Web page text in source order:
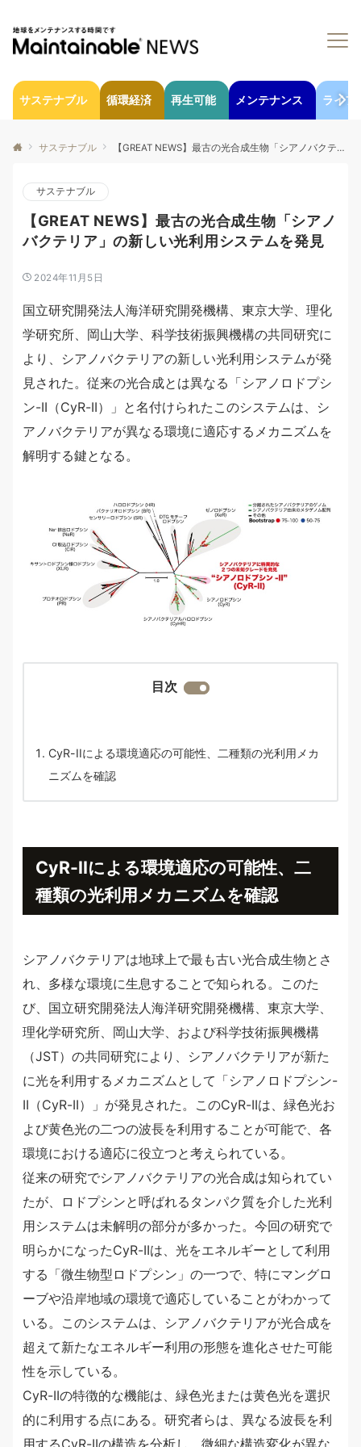
サステナブル 循環経済 再生可能 メンテナンス ライフ
サステナブル 【GREAT NEWS】最古の光合成生物「シアノバクテリア」の新しい光利用システムを発見
サステナブル
【GREAT NEWS】最古の光合成生物「シアノ
バクテリア」の新しい光利用システムを発見
2024年11月5日
国立研究開発法人海洋研究開発機構、東京大学、理化
学研究所、岡山大学、科学技術振興機構の共同研究に
より、シアノバクテリアの新しい光利用システムが発
見された。従来の光合成とは異なる「シアノロドプシ
ン-II（CyR-II）」と名付けられたこのシステムは、シ
アノバクテリアが異なる環境に適応するメカニズムを
解明する鍵となる。
目次
CyR-IIによる環境適応の可能性、二種類の光利用メカ
ニズムを確認
CyR-IIによる環境適応の可能性、二
種類の光利用メカニズムを確認
シアノバクテリアは地球上で最も古い光合成生物とさ
れ、多様な環境に生息することで知られる。このた
び、国立研究開発法人海洋研究開発機構、東京大学、
理化学研究所、岡山大学、および科学技術振興機構
（JST）の共同研究により、シアノバクテリアが新た
に光を利用するメカニズムとして「シアノロドプシン-
II（CyR-II）」が発見された。このCyR-IIは、緑色光お
よび黄色光の二つの波長を利用することが可能で、各
環境における適応に役立つと考えられている。
従来の研究でシアノバクテリアの光合成は知られてい
たが、ロドプシンと呼ばれるタンパク質を介した光利
用システムは未解明の部分が多かった。今回の研究で
明らかになったCyR-IIは、光をエネルギーとして利用
する「微生物型ロドプシン」の一つで、特にマングロ
ーブや沿岸地域の環境で適応していることがわかって
いる。このシステムは、シアノバクテリアが光合成を
超えて新たなエネルギー利用の形態を進化させた可能
性を示している。
CyR-IIの特徴的な機能は、緑色光または黄色光を選択
的に利用する点にある。研究者らは、異なる波長を利
用するCyR-IIの構造を分析し、微細な構造変化が異な